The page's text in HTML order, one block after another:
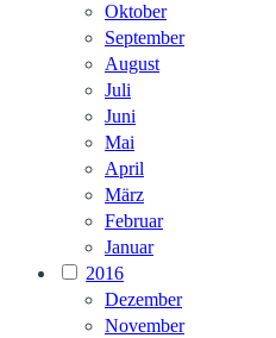
Oktober
September
August
Juli
Juni
Mai
April
März
Februar
Januar
2016
Dezember
November